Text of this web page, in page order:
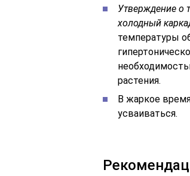
Утверждение о
холодный
температуры
растения.
В жаркое
усваиваться.